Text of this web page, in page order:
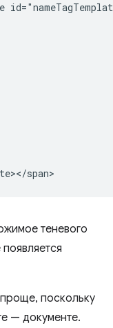
теневого
поскольку
— документе.